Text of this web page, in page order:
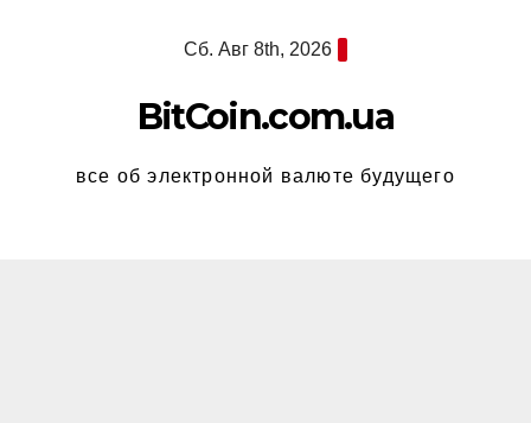
Сб. Авг 8th, 2026
BitCoin.com.ua
все об электронной валюте будущего